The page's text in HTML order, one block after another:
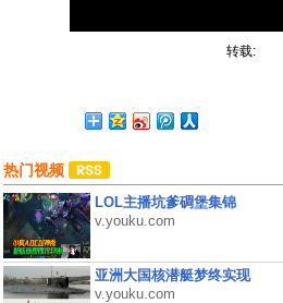
转载:
热门视频
LOL主播坑爹碉堡集锦
v.youku.com
亚洲大国核潜艇梦终实现
v.youku.com